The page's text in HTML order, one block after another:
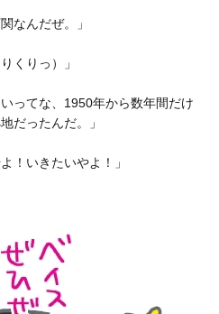
なんだぜ。」
くりっ）」
ってな、1950年から数年間だけ
だったんだ。」
！いきたいやよ！」